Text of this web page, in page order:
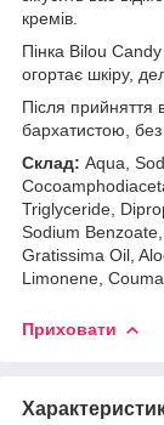
кремів.
Пінка Bilou
огортає шкіру,
Після прийняття
бархатистою, без
Склад: Aqua,
Triglyceride,
Sodium
Gratissima Oil,
Limonene,
Приховати